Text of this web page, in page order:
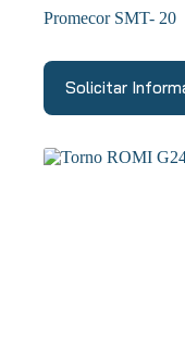
Promecor SMT- 20
Solicitar